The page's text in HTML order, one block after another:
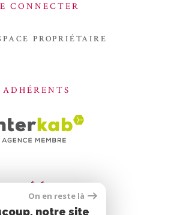
CONNECTER
PROPRIÉTAIRE
ADHÉRENTS
On en reste là
notre site